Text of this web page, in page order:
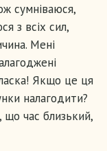
сумніваюся,
з всіх сил,
Мені
Якщо це ця
налагодити?
що час близький,